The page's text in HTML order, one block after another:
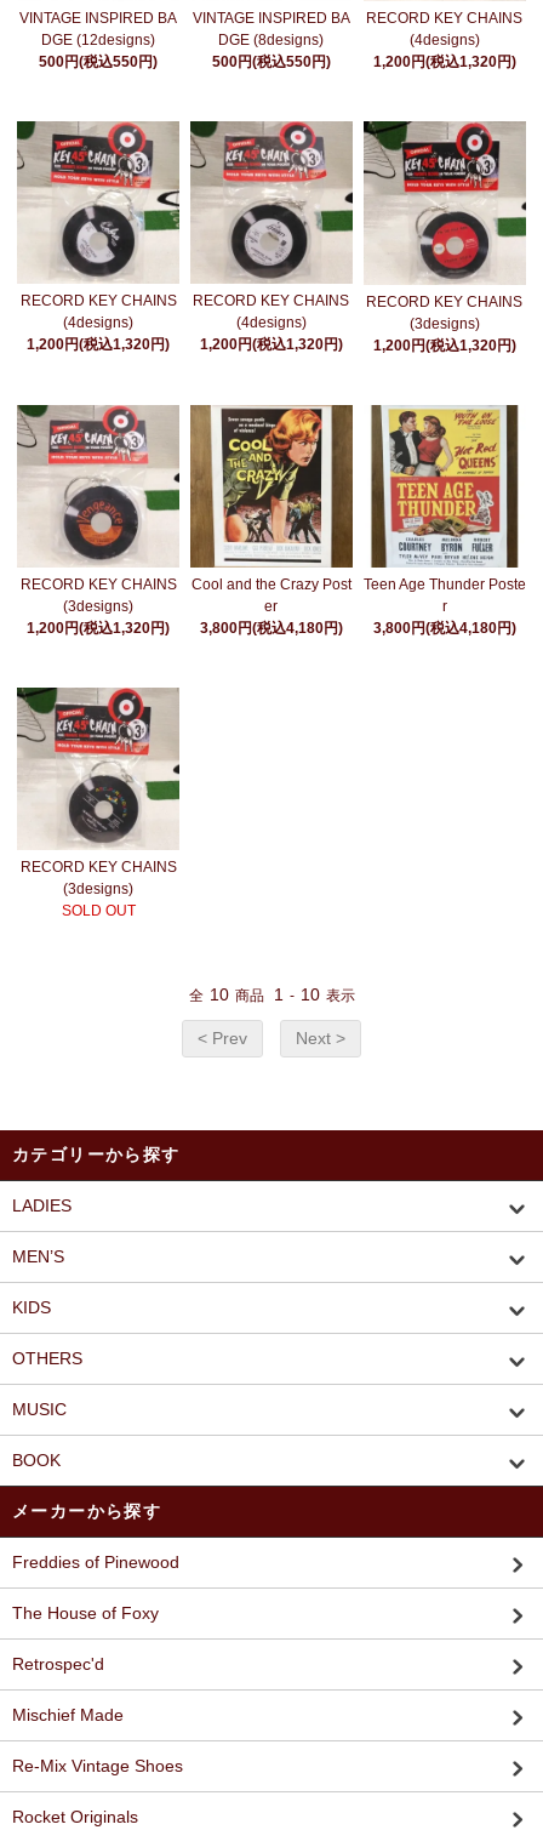
VINTAGE INSPIRED BA
DGE (12designs)
500円(税込550円)
VINTAGE INSPIRED BA
DGE (8designs)
500円(税込550円)
RECORD KEY CHAINS
(4designs)
1,200円(税込1,320円)
RECORD KEY CHAINS
(4designs)
1,200円(税込1,320円)
RECORD KEY CHAINS
(4designs)
1,200円(税込1,320円)
RECORD KEY CHAINS
(3designs)
1,200円(税込1,320円)
RECORD KEY CHAINS
(3designs)
1,200円(税込1,320円)
Cool and the Crazy Post
er
3,800円(税込4,180円)
Teen Age Thunder Poste
r
3,800円(税込4,180円)
RECORD KEY CHAINS
(3designs)
SOLD OUT
全 10 商品 1 - 10 表示
< Prev Next >
カテゴリーから探す
LADIES
MEN’S
KIDS
OTHERS
MUSIC
BOOK
メーカーから探す
Freddies of Pinewood
The House of Foxy
Retrospec'd
Mischief Made
Re-Mix Vintage Shoes
Rocket Originals